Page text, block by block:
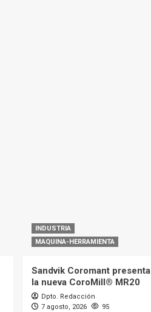
INDUSTRIA
MAQUINA-HERRAMIENTA
Sandvik Coromant presenta
la nueva CoroMill® MR20
Dpto. Redacción
7 agosto, 2026
95